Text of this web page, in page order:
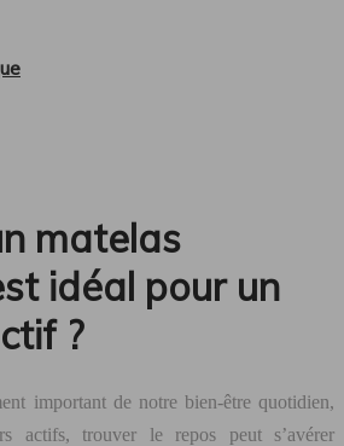
matelas
idéal pour un
?
important de notre bien-être quotidien,
actifs, trouver le repos peut s’avérer